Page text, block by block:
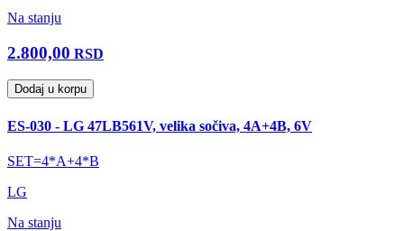
Na stanju
2.800,00 RSD
Dodaj u korpu
ES-030 - LG 47LB561V, velika sočiva, 4A+4B, 6V
SET=4*A+4*B
LG
Na stanju